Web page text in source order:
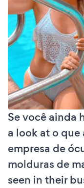
Se você ainda
a look at o que
empresa de
molduras de
seen in their